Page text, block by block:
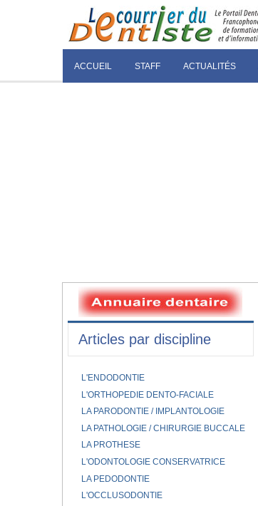
ACCUEIL STAFF ACTUALITÉS
Articles par discipline
L'ENDODONTIE
L'ORTHOPEDIE DENTO-FACIALE
LA PARODONTIE / IMPLANTOLOGIE
LA PATHOLOGIE / CHIRURGIE BUCCALE
LA PROTHESE
L'ODONTOLOGIE CONSERVATRICE
LA PEDODONTIE
L'OCCLUSODONTIE